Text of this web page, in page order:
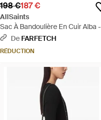
198 €187 €
AllSaints
Sac À Bandoulière En Cuir Alba -
NoirDe FARFETCH
RÉDUCTION